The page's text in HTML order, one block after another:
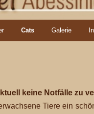
Cats Galerie
keine Notfälle zu
Tiere ein